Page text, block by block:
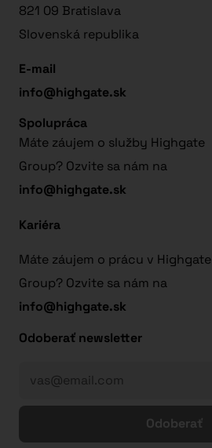
821 09 Bratislava
Slovenská republika
E-mail
info@highgate.sk
Spolupráca
Máte záujem o služby Highgate
Group? Ozvite sa nám na
info@highgate.sk
Kariéra
Máte záujem o prácu v Highgate
Group? Ozvite sa nám na
info@highgate.sk
Odoberať newsletter
Odoberať